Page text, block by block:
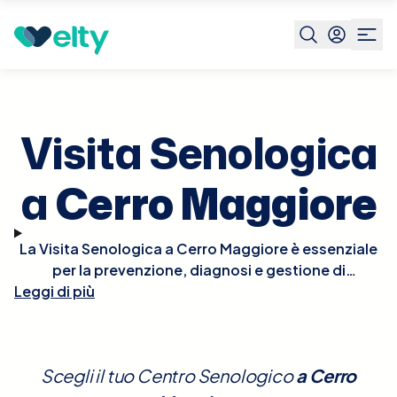
Prenota visita Cerro Maggiore
Visita Senologica
aCerro Maggiore
La Visita Senologica a Cerro Maggiore è essenziale
per la prevenzione, diagnosi e gestione di
condizioni che interessano il seno, comprese le
alterazioni della pelle, o cambiamenti nella forma o
Leggi di più
Scegli il tuo Centro SenologicoaCerro